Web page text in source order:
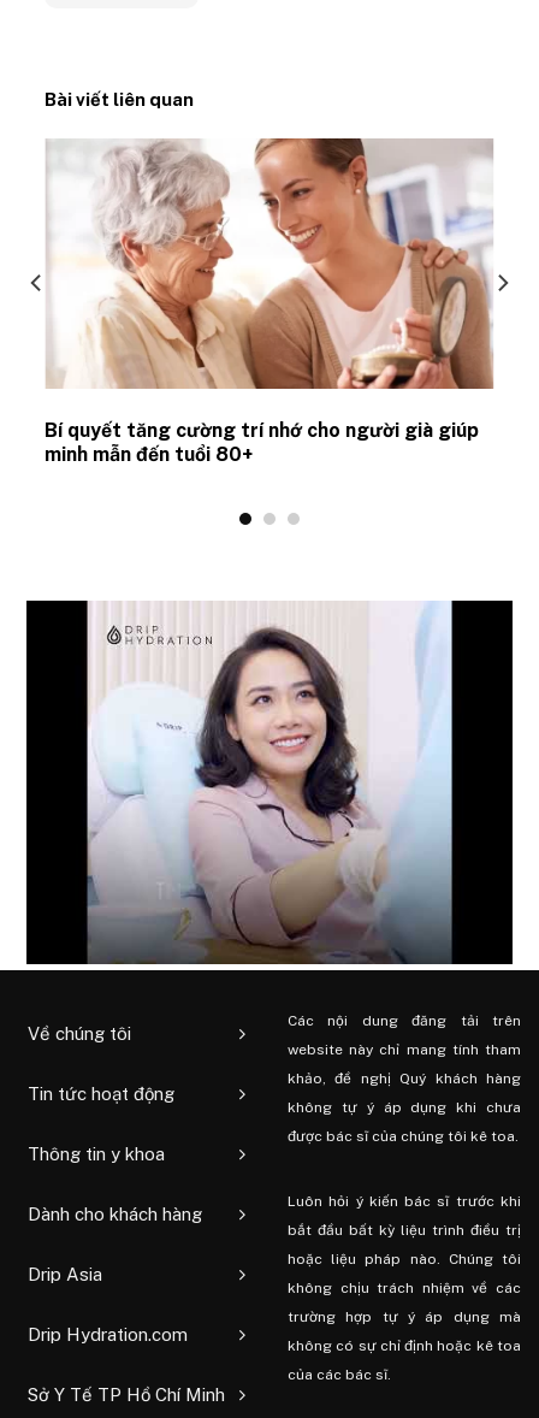
Bài viết liên quan
Bí quyết tăng cường trí nhớ cho người già giúp
minh mẫn đến tuổi 80+
Về chúng tôi
Tin tức hoạt động
Thông tin y khoa
Dành cho khách hàng
Drip Asia
Drip Hydration.com
Sở Y Tế TP Hồ Chí Minh
Các nội dung đăng tải trên
website này chỉ mang tính tham
khảo, đề nghị Quý khách hàng
không tự ý áp dụng khi chưa
được bác sĩ của chúng tôi kê toa.
Luôn hỏi ý kiến ​​bác sĩ trước khi
bắt đầu bất kỳ liệu trình điều trị
hoặc liệu pháp nào. Chúng tôi
không chịu trách nhiệm về các
trường hợp tự ý áp dụng mà
không có sự chỉ định hoặc kê toa
của các bác sĩ.